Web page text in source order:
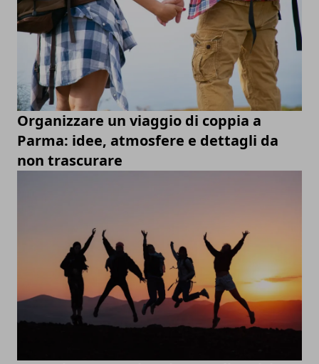
Organizzare un viaggio di coppia a
Parma: idee, atmosfere e dettagli da
non trascurare